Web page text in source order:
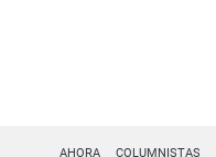
AHORA COLUMNISTAS